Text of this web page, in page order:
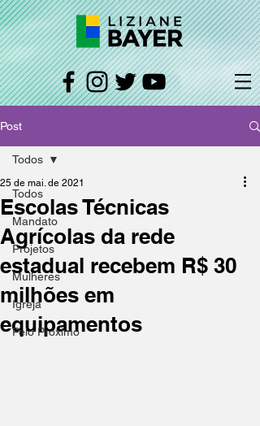
Post
Todos
Mandato
Projetos
Mulheres
Igreja
Pelo Próximo
Todos
Escolas Técnicas
Agrícolas da rede
estadual recebem R$ 30
milhões em
equipamentos
25 de mai. de 2021